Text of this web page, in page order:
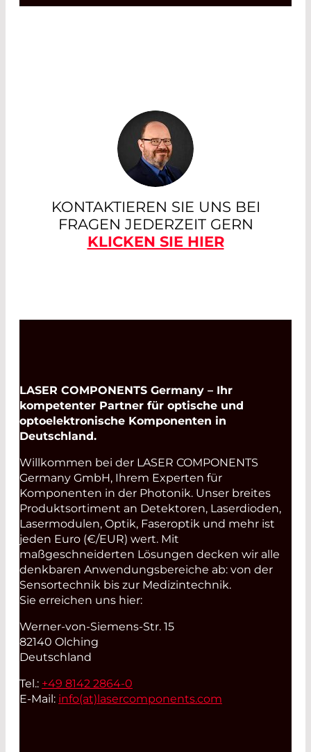
KONTAKTIEREN SIE UNS BEI
FRAGEN JEDERZEIT GERN
KLICKEN SIE HIER
LASER COMPONENTS Germany – Ihr
kompetenter Partner für optische und
optoelektronische Komponenten in
Deutschland.
Willkommen bei der LASER COMPONENTS
Germany GmbH, Ihrem Experten für
Komponenten in der Photonik. Unser breites
Produktsortiment an Detektoren, Laserdioden,
Lasermodulen, Optik, Faseroptik und mehr ist
jeden Euro (€/EUR) wert. Mit
maßgeschneiderten Lösungen decken wir alle
denkbaren Anwendungsbereiche ab: von der
Sensortechnik bis zur Medizintechnik.
Sie erreichen uns hier:
Werner-von-Siemens-Str. 15
82140 Olching
Deutschland
Tel.: +49 8142 2864-0
E-Mail: info(at)lasercomponents.com